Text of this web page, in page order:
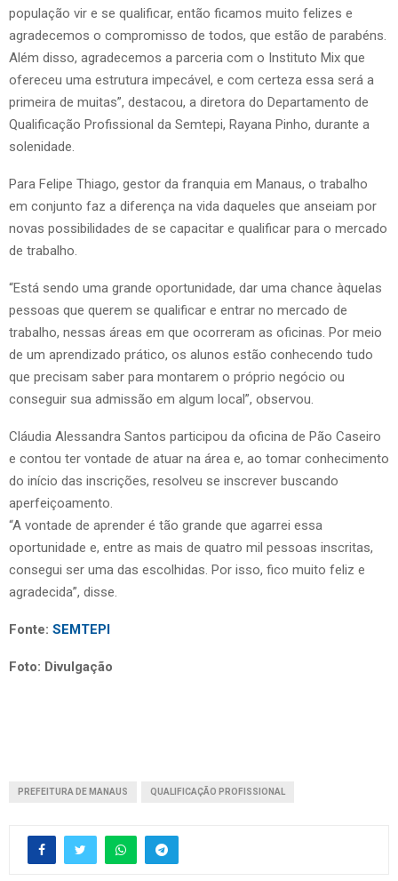
população vir e se qualificar, então ficamos muito felizes e
agradecemos o compromisso de todos, que estão de parabéns.
Além disso, agradecemos a parceria com o Instituto Mix que
ofereceu uma estrutura impecável, e com certeza essa será a
primeira de muitas”, destacou, a diretora do Departamento de
Qualificação Profissional da Semtepi, Rayana Pinho, durante a
solenidade.
Para Felipe Thiago, gestor da franquia em Manaus, o trabalho
em conjunto faz a diferença na vida daqueles que anseiam por
novas possibilidades de se capacitar e qualificar para o mercado
de trabalho.
“Está sendo uma grande oportunidade, dar uma chance àquelas
pessoas que querem se qualificar e entrar no mercado de
trabalho, nessas áreas em que ocorreram as oficinas. Por meio
de um aprendizado prático, os alunos estão conhecendo tudo
que precisam saber para montarem o próprio negócio ou
conseguir sua admissão em algum local”, observou.
Cláudia Alessandra Santos participou da oficina de Pão Caseiro
e contou ter vontade de atuar na área e, ao tomar conhecimento
do início das inscrições, resolveu se inscrever buscando
aperfeiçoamento.
“A vontade de aprender é tão grande que agarrei essa
oportunidade e, entre as mais de quatro mil pessoas inscritas,
consegui ser uma das escolhidas. Por isso, fico muito feliz e
agradecida”, disse.
Fonte: SEMTEPI
Foto: Divulgação
PREFEITURA DE MANAUS QUALIFICAÇÃO PROFISSIONAL